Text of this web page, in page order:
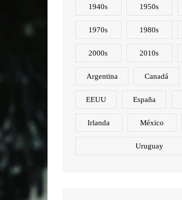
1940s 1950s
1970s 1980s
2000s 2010s
Argentina Canadá
EEUU España
Irlanda México
Uruguay